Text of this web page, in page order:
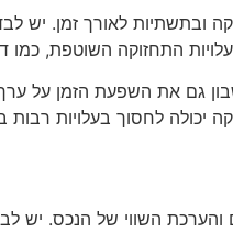
לאורך זמן. יש
התחזוקה השוטפת, כמו
את השפעת הזמן על ערך
לחסוך בעלויות רבות
השווי של הנכס. יש